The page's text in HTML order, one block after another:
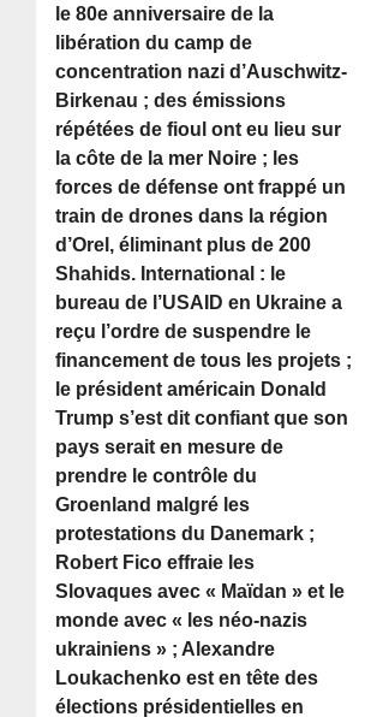
le 80e anniversaire de la
libération du camp de
concentration nazi d’Auschwitz-
Birkenau ; des émissions
répétées de fioul ont eu lieu sur
la côte de la mer Noire ; les
forces de défense ont frappé un
train de drones dans la région
d’Orel, éliminant plus de 200
Shahids. International : le
bureau de l’USAID en Ukraine a
reçu l’ordre de suspendre le
financement de tous les projets ;
le président américain Donald
Trump s’est dit confiant que son
pays serait en mesure de
prendre le contrôle du
Groenland malgré les
protestations du Danemark ;
Robert Fico effraie les
Slovaques avec « Maïdan » et le
monde avec « les néo-nazis
ukrainiens » ; Alexandre
Loukachenko est en tête des
élections présidentielles en